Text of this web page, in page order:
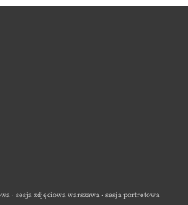
· sesja zdjęciowa warszawa · sesja portretowa